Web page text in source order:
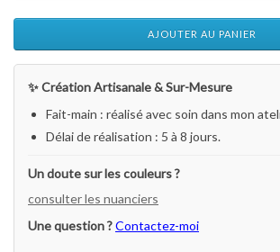
AJOUTER AU PANIER
✨ Création Artisanale & Sur-Mesure
Fait-main : réalisé avec soin dans mon
Délai de réalisation : 5 à 8 jours.
Un doute sur les couleurs ?
consulter les nuanciers
Une question ?Contactez-moi